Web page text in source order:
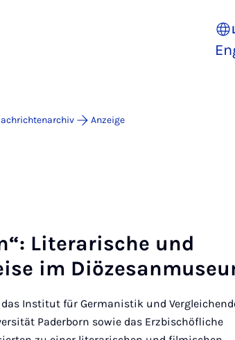
Anzeige
Lit­er­ar­ische und
im
Institut für Germanistik und
Paderborn sowie das Erzbischöfliche